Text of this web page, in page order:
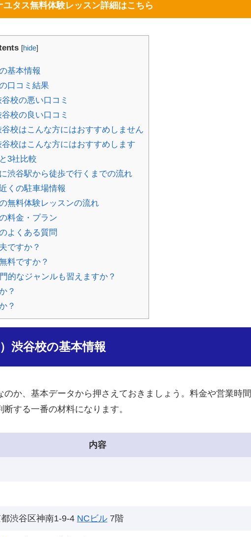
ユタス無料体験レッスン詳細はこちら
[hide]
基本情報
口コミ結果
校の悪い口コミ
校の良い口コミ
校はこんな方にはおすすめしません
校はこんな方にはおすすめします
3社比較
渋谷駅から徒歩で行くまでの流れ
くの駐車場情報
無料体験レッスンの流れ
料金・プラン
よくある質問
ですか？
料ですか？
的なジャンルも習えますか？
？
？
渋谷校の基本情報
のか、基本データから押さえておきましょう。料金や営業時間
する一番の材料になります。
内容
渋谷区神南1-9-4 NCビル 7階